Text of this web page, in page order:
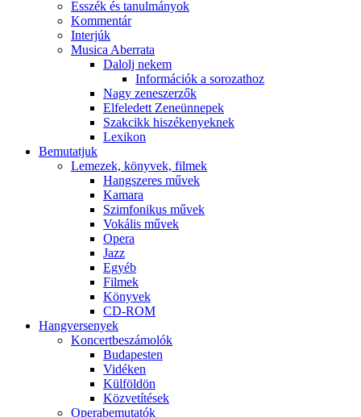
Esszék és tanulmányok
Kommentár
Interjúk
Musica Aberrata
Dalolj nekem
Információk a sorozathoz
Nagy zeneszerzők
Elfeledett Zeneünnepek
Szakcikk hiszékenyeknek
Lexikon
Bemutatjuk
Lemezek, könyvek, filmek
Hangszeres művek
Kamara
Szimfonikus művek
Vokális művek
Opera
Jazz
Egyéb
Filmek
Könyvek
CD-ROM
Hangversenyek
Koncertbeszámolók
Budapesten
Vidéken
Külföldön
Közvetítések
Operabemutatók